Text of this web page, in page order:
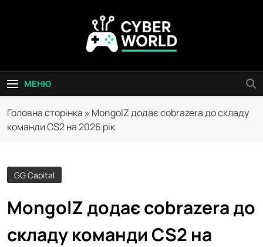
Сyber World
МЕНЮ
Головна сторінка » MongolZ додає cobrazera до складу
команди CS2 на 2026 рік
GG Capital
MongolZ додає cobrazera до
складу команди CS2 на